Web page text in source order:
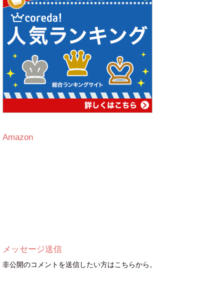
Amazon
メッセージ送信
非公開のコメントを送信したい方はこちらから。